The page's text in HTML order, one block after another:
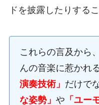
ドを披露したりする
これらの言及から
んの音楽に惹かれ
演奏技術」 だけで
な姿勢」 や 「ユー